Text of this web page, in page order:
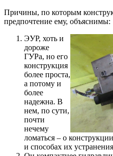
Причины, по которым
предпочтение ему, объяснимы:
ЭУР, хоть и
дороже
ГУРа, но его
конструкция
более проста,
а потому и
более
надежна. В
нем, по сути,
почти
нечему
ломаться – о
и способах их